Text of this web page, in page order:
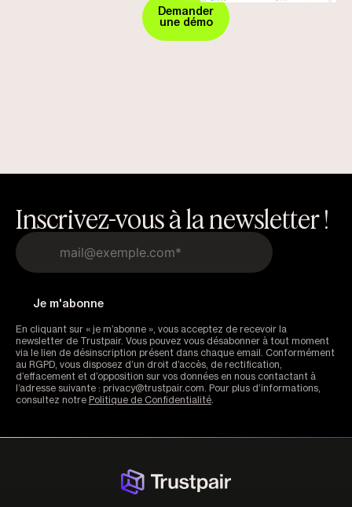
entreprise
paiements
aujourd’hui
Demander
une démo
Inscrivez-vous à la newsletter !
En cliquant sur « je m’abonne », vous acceptez de recevoir la
newsletter de Trustpair. Vous pouvez vous désabonner à tout moment
via le lien de désinscription présent dans chaque email. Conformément
au RGPD, vous disposez d’un droit d’accès, de rectification,
d’effacement et d’opposition sur vos données en nous contactant à
l’adresse suivante : privacy@trustpair.com. Pour plus d’informations,
consultez notre Politique de Confidentialité